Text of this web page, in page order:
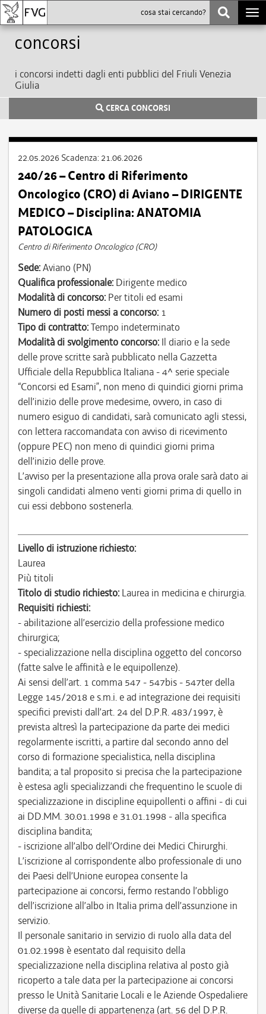
Concorsi
i concorsi indetti dagli enti pubblici del Friuli Venezia
Giulia
CERCA CONCORSI
22.05.2026 Scadenza: 21.06.2026
240/26 – Centro di Riferimento
Oncologico (CRO) di Aviano – DIRIGENTE
MEDICO – Disciplina: ANATOMIA
PATOLOGICA
Centro di Riferimento Oncologico (CRO)
Sede:Aviano (PN)
Qualifica professionale: Dirigente medico
Modalità di concorso: Per titoli ed esami
Numero di posti messi a concorso: 1
Tipo di contratto:Tempo indeterminato
Modalità di svolgimento concorso: Il diario e la sede
delle prove scritte sarà pubblicato nella Gazzetta
Ufficiale della Repubblica Italiana - 4^ serie speciale
“Concorsi ed Esami”, non meno di quindici giorni prima
dell’inizio delle prove medesime, ovvero, in caso di
numero esiguo di candidati, sarà comunicato agli stessi,
con lettera raccomandata con avviso di ricevimento
(oppure PEC) non meno di quindici giorni prima
dell’inizio delle prove.
L’avviso per la presentazione alla prova orale sarà dato ai
singoli candidati almeno venti giorni prima di quello in
cui essi debbono sostenerla.
Livello di istruzione richiesto:
Laurea
Più titoli
Titolo di studio richiesto: Laurea in medicina e chirurgia.
Requisiti richiesti:
- abilitazione all’esercizio della professione medico
chirurgica;
- specializzazione nella disciplina oggetto del concorso
(fatte salve le affinità e le equipollenze).
Ai sensi dell’art. 1 comma 547 - 547bis - 547ter della
Legge 145/2018 e s.m.i. e ad integrazione dei requisiti
specifici previsti dall’art. 24 del D.P.R. 483/1997, è
prevista altresì la partecipazione da parte dei medici
regolarmente iscritti, a partire dal secondo anno del
corso di formazione specialistica, nella disciplina
bandita; a tal proposito si precisa che la partecipazione
è estesa agli specializzandi che frequentino le scuole di
specializzazione in discipline equipollenti o affini - di cui
ai DD.MM. 30.01.1998 e 31.01.1998 - alla specifica
disciplina bandita;
- iscrizione all’albo dell’Ordine dei Medici Chirurghi.
L’iscrizione al corrispondente albo professionale di uno
dei Paesi dell’Unione europea consente la
partecipazione ai concorsi, fermo restando l’obbligo
dell’iscrizione all’albo in Italia prima dell’assunzione in
servizio.
Il personale sanitario in servizio di ruolo alla data del
01.02.1998 è esentato dal requisito della
specializzazione nella disciplina relativa al posto già
ricoperto a tale data per la partecipazione ai concorsi
presso le Unità Sanitarie Locali e le Aziende Ospedaliere
diverse da quelle di appartenenza (art. 56 del D.P.R.